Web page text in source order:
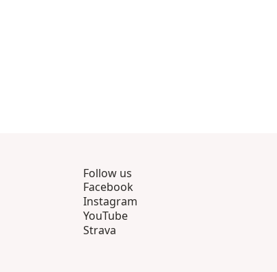
Follow us
Facebook
Instagram
YouTube
Strava